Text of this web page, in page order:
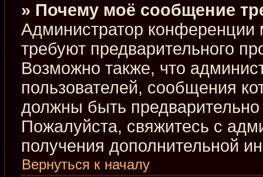
» Почему моё сообщение
Администратор
требуют предварительного
Возможно также, что
пользователей, сообщения
должны быть
Пожалуйста, свяжитесь с
получения дополнительной
Вернуться к началу